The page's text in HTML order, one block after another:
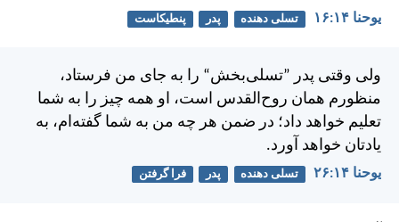
يوحنا ۱۴:‏۱۶ تسلی دهنده پدر پنطیکاست
ولی وقتی پدر ”تسلی‌بخش“ را به جای من فرستاد،
منظورم همان روح‌القدس است، او همه چيز را به شما
تعليم خواهد داد؛ در ضمن هر چه من به شما گفته‌ام، به
يادتان خواهد آورد.
يوحنا ۱۴:‏۲۶ تسلی دهنده پدر فرا گرفتن